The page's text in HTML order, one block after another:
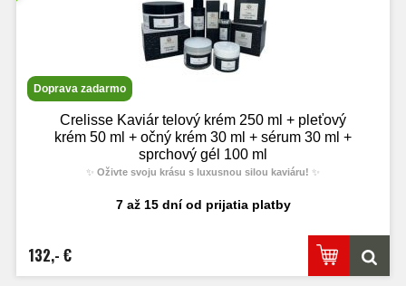
Doprava zadarmo
Crelisse Kaviár telový krém 250 ml + pleťový
krém 50 ml + očný krém 30 ml + sérum 30 ml +
sprchový gél 100 ml
✨ Oživte svoju krásu s luxusnou silou kaviáru! ✨
7 až 15 dní od prijatia platby
132,- €